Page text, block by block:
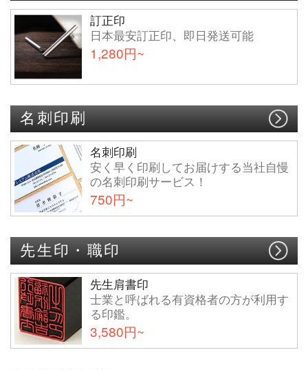
訂正印
日本最安訂正印、即日発送可能
1,280円~
名刺印刷
名刺印刷
安く早く印刷してお届けする当社自慢
の名刺印刷サービス！
750円~
先生印・職印
先生肩書印
士業と呼ばれる有資格者の方が利用す
る印鑑。
3,580円~